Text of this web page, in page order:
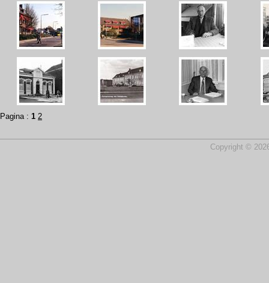
Pagina : 1 2
Copyright ©